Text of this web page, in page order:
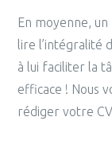
En moyenne,
lire l’intégralité
à lui faciliter la
efficace ! Nous
rédiger votre